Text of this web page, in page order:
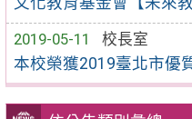
2019-05-11
校長室
本校榮獲2019臺北市優